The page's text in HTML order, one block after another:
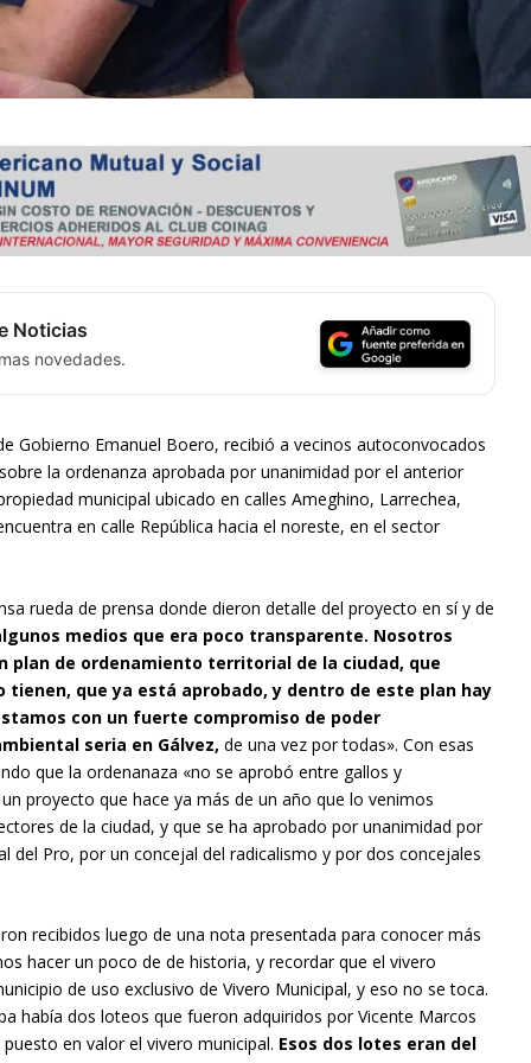
Noticias
novedades.
Gobierno Emanuel Boero, recibió a vecinos autoconvocados
la ordenanza aprobada por unanimidad por el anterior
municipal ubicado en calles Ameghino, Larrechea,
en calle República hacia el noreste, en el sector
rueda de prensa donde dieron detalle del proyecto en sí y de
medios que era poco transparente. Nosotros
plan de ordenamiento territorial de la ciudad, que
tienen, que ya está aprobado, y dentro de este plan hay
con un fuerte compromiso de poder
seria en Gálvez, de una vez por todas». Con esas
que la ordenanaza «no se aprobó entre gallos y
proyecto que hace ya más de un año que lo venimos
de la ciudad, y que se ha aprobado por unanimidad por
del Pro, por un concejal del radicalismo y por dos concejales
recibidos luego de una nota presentada para conocer más
hacer un poco de de historia, y recordar que el vivero
de uso exclusivo de Vivero Municipal, y eso no se toca.
había dos loteos que fueron adquiridos por Vicente Marcos
en valor el vivero municipal. Esos dos lotes eran del